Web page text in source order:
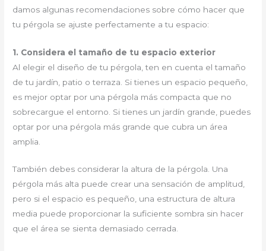
damos algunas recomendaciones sobre cómo hacer que
tu pérgola se ajuste perfectamente a tu espacio:
1. Considera el tamaño de tu espacio exterior
Al elegir el diseño de tu pérgola, ten en cuenta el tamaño
de tu jardín, patio o terraza. Si tienes un espacio pequeño,
es mejor optar por una pérgola más compacta que no
sobrecargue el entorno. Si tienes un jardín grande, puedes
optar por una pérgola más grande que cubra un área
amplia.
También debes considerar la altura de la pérgola. Una
pérgola más alta puede crear una sensación de amplitud,
pero si el espacio es pequeño, una estructura de altura
media puede proporcionar la suficiente sombra sin hacer
que el área se sienta demasiado cerrada.